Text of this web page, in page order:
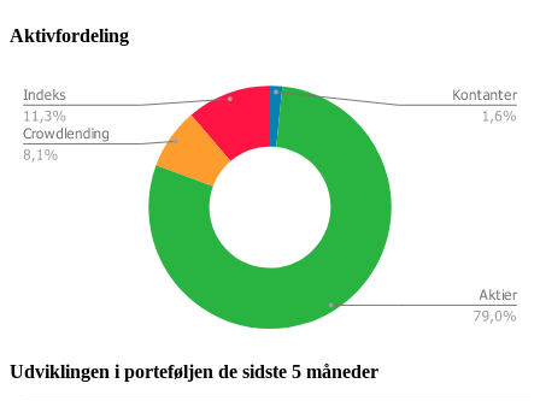
Aktivfordeling
Udviklingen i porteføljen de sidste 5 måneder